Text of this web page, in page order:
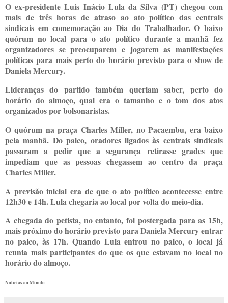
O ex-presidente Luis Inácio Lula da Silva (PT) chegou com
mais de três horas de atraso ao ato político das centrais
sindicais em comemoração ao Dia do Trabalhador. O baixo
quórum no local para o ato político durante a manhã fez
organizadores se preocuparem e jogarem as manifestações
políticas para mais perto do horário previsto para o show de
Daniela Mercury.
Lideranças do partido também queriam saber, perto do
horário do almoço, qual era o tamanho e o tom dos atos
organizados por bolsonaristas.
O quórum na praça Charles Miller, no Pacaembu, era baixo
pela manhã. Do palco, oradores ligados às centrais sindicais
passaram a pedir que a segurança retirasse grades que
impediam que as pessoas chegassem ao centro da praça
Charles Miller.
A previsão inicial era de que o ato político acontecesse entre
12h30 e 14h. Lula chegaria ao local por volta do meio-dia.
A chegada do petista, no entanto, foi postergada para as 15h,
mais próximo do horário previsto para Daniela Mercury entrar
no palco, às 17h. Quando Lula entrou no palco, o local já
reunia mais participantes do que os que estavam no local no
horário do almoço.
Notícias ao Minuto